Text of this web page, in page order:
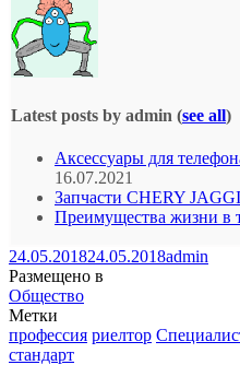
Latest posts by admin (see all)
Аксессуары для
16.07.2021
Запчасти CHERY
Преимущества жизни в
24.05.201824.05.2018admin
Размещено в
Общество
Метки
профессия риелтор
стандарт